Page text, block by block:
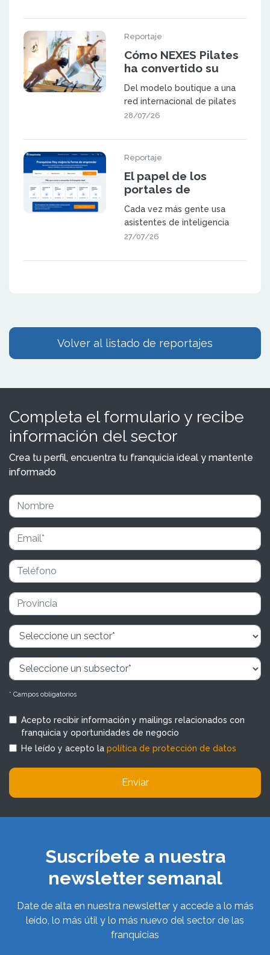
Reportaje
Cómo NEXES Pilates
ha convertido su
metodología en una
red de 23 centros en
España y Suiza
Del modelo boutique a una
red internacional de pilates
NEXES Pilates & Movement
28/07/26
Reportaje
El papel de los
portales de
franquicia en la
búsqueda
generativa
Cada vez más gente usa
asistentes de inteligencia
artificial (como ChatGPT,
27/07/26
Volver al listado de reportajes
Completa el formulario y recibe
información del sector
Crea tu perfil, encuentra tu franquicia ideal y mantente
informado
* Campos obligatorios
Acepto recibir información y mailings relacionados con
franquicia y oportunidades de negocio
He leído y acepto la política de protección de datos
Enviar
Suscríbete a nuestra
newsletter semanal
Date de alta en nuestra newsletter y accede a lo más
leído, lo más útil y lo más nuevo del sector de las
franquicias